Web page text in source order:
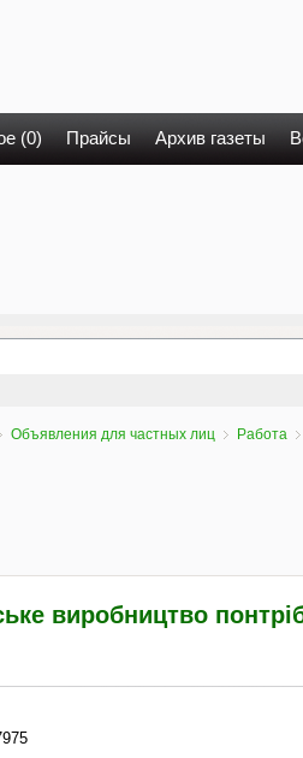
(0) Прайсы Архив газеты
Объявления для частных лиц Работа
виробництво